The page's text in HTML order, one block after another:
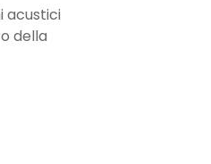
acustici
della